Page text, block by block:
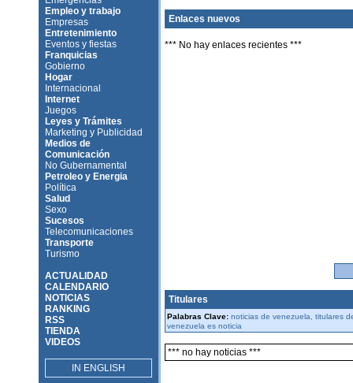
Empleo y trabajo
Empresas
Entretenimiento
Eventos y fiestas
Franquicias
Gobierno
Hogar
Internacional
Internet
Juegos
Leyes y Trámites
Marketing y Publicidad
Medios de
Comunicación
No Gubernamental
Petroleo y Energia
Política
Salud
Sexo
Sucesos
Telecomunicaciones
Transporte
Turismo
ACTUALIDAD
CALENDARIO
NOTICIAS
RANKING
RSS
TIENDA
VIDEOS
IN ENGLISH
Enlaces nuevos
*** No hay enlaces recientes ***
Titulares
Palabras Clave: noticias de venezuela, titulares
venezuela es noticia
*** no hay noticias ***